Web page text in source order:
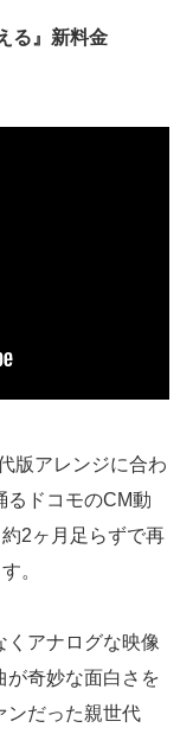
る』新料金
版アレンジに合わ
るドコモのCM動
2ヶ月足らずで再
。
くアナログな映像
が奇妙な面白さを
ンだった親世代